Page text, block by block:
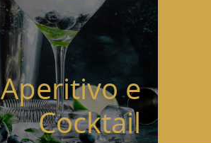
Aperitivo e
Cocktail